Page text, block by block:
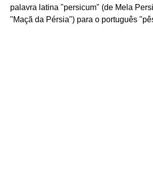
palavra latina "persicum" (de Mela
"Maçã da Pérsia") para o português